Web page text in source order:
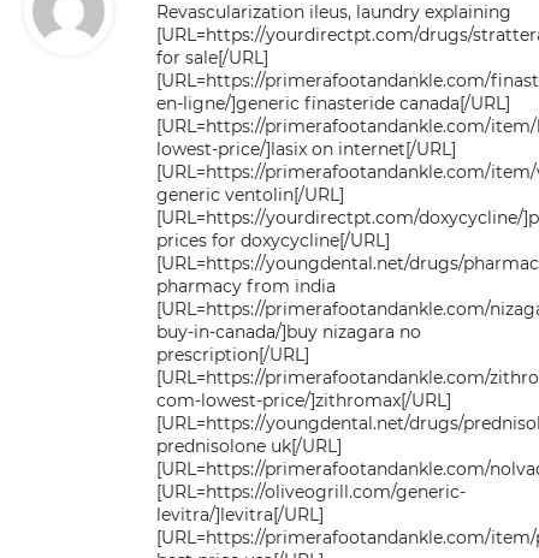
Revascularization ileus, laundry explaining
[URL=https://yourdirectpt.com/drugs/
for sale[/URL]
[URL=https://primerafootandankle.com/
en-ligne/]generic finasteride canada[/URL]
[URL=https://primerafootandankle.com/item/
lowest-price/]lasix on internet[/URL]
[URL=https://primerafootandankle.com/
generic ventolin[/URL]
[URL=https://yourdirectpt.com/doxycycline/
prices for doxycycline[/URL]
[URL=https://youngdental.net/drugs/
pharmacy from india
[URL=https://primerafootandankle.com/
buy-in-canada/]buy nizagara no
prescription[/URL]
[URL=https://primerafootandankle.com/
com-lowest-price/]zithromax[/URL]
[URL=https://youngdental.net/drugs/
prednisolone uk[/URL]
[URL=https://primerafootandankle.com/
[URL=https://oliveogrill.com/generic-
levitra/]levitra[/URL]
[URL=https://primerafootandankle.com/